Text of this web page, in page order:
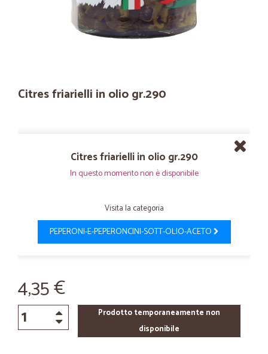
Citres friarielli in olio gr.290
Citres friarielli in olio gr.290
In questo momento non è disponibile
Visita la categoria
PEPERONI-E-PEPERONCINI-SOTT-OLIO-ACETO
4,35 €
Prodotto temporaneamente non
disponibile